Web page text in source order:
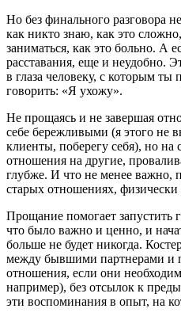
Но без финального разговора
как никто знаю, как это
заниматься, как это больно. А
расставания, еще и неудобно.
в глаза человеку, с которым
говорить: «Я ухожу».
Не прощаясь и не завершая
себе бережливыми (я этого не
клиенты, поберегу себя), но на
отношения на другие,
глубже. И что не менее важно,
старых отношениях,
Прощание помогает запустить
что было важно и ценно, и
больше не будет никогда.
между бывшими партнерами и
отношения, если они
например), без отсылок к
эти воспоминания в опыт, на